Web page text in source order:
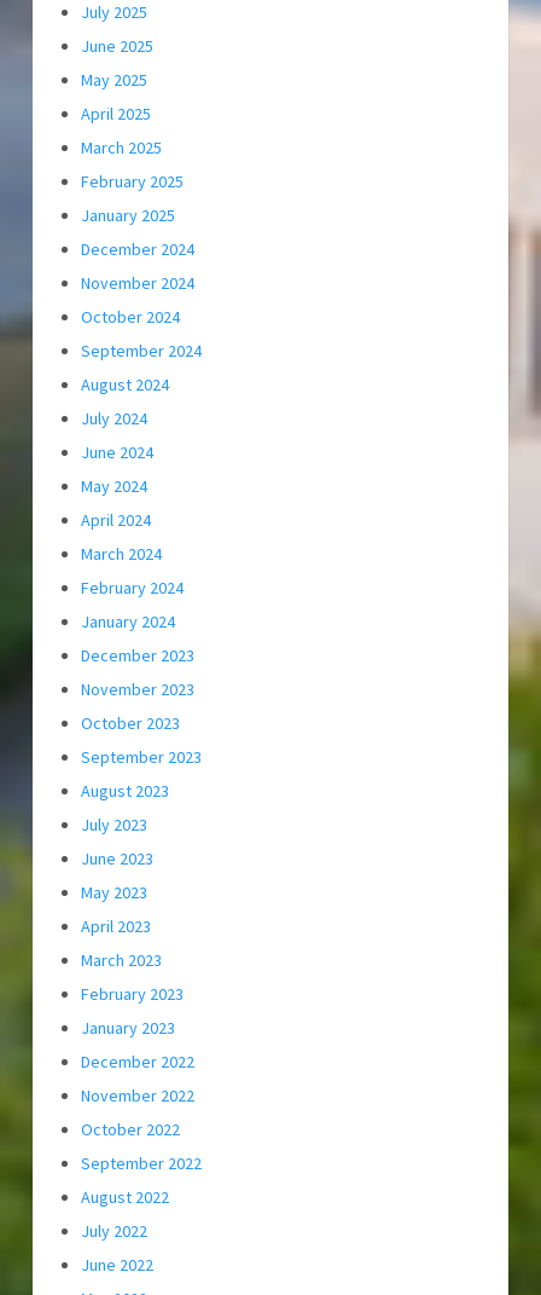
July 2025
June 2025
May 2025
April 2025
March 2025
February 2025
January 2025
December 2024
November 2024
October 2024
September 2024
August 2024
July 2024
June 2024
May 2024
April 2024
March 2024
February 2024
January 2024
December 2023
November 2023
October 2023
September 2023
August 2023
July 2023
June 2023
May 2023
April 2023
March 2023
February 2023
January 2023
December 2022
November 2022
October 2022
September 2022
August 2022
July 2022
June 2022